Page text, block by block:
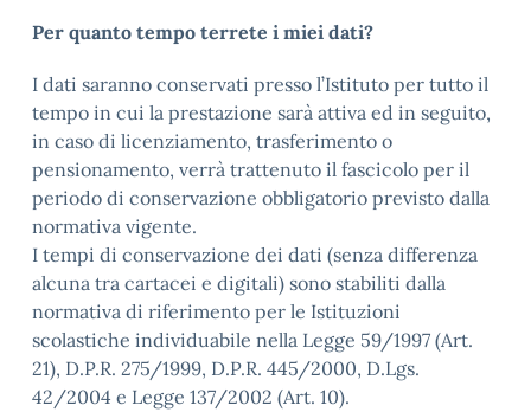
Per quanto tempo terrete i miei dati?
I dati saranno conservati presso l’Istituto per tutto il
tempo in cui la prestazione sarà attiva ed in seguito,
in caso di licenziamento, trasferimento o
pensionamento, verrà trattenuto il fascicolo per il
periodo di conservazione obbligatorio previsto dalla
normativa vigente.
I tempi di conservazione dei dati (senza differenza
alcuna tra cartacei e digitali) sono stabiliti dalla
normativa di riferimento per le Istituzioni
scolastiche individuabile nella Legge 59/1997 (Art.
21), D.P.R. 275/1999, D.P.R. 445/2000, D.Lgs.
42/2004 e Legge 137/2002 (Art. 10).